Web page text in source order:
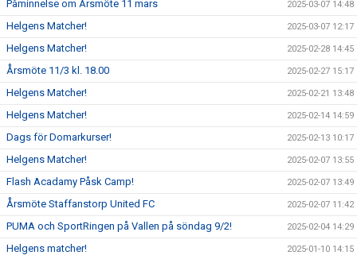
Påminnelse om Årsmöte 11 mars 2025-03-07 14:48
Helgens Matcher! 2025-03-07 12:17
Helgens Matcher! 2025-02-28 14:45
Årsmöte 11/3 kl. 18.00 2025-02-27 15:17
Helgens Matcher! 2025-02-21 13:48
Helgens Matcher! 2025-02-14 14:59
Dags för Domarkurser! 2025-02-13 10:17
Helgens Matcher! 2025-02-07 13:55
Flash Acadamy Påsk Camp! 2025-02-07 13:49
Årsmöte Staffanstorp United FC 2025-02-07 11:42
PUMA och SportRingen på Vallen på söndag 9/2! 2025-02-04 14:29
Helgens matcher! 2025-01-10 14:15